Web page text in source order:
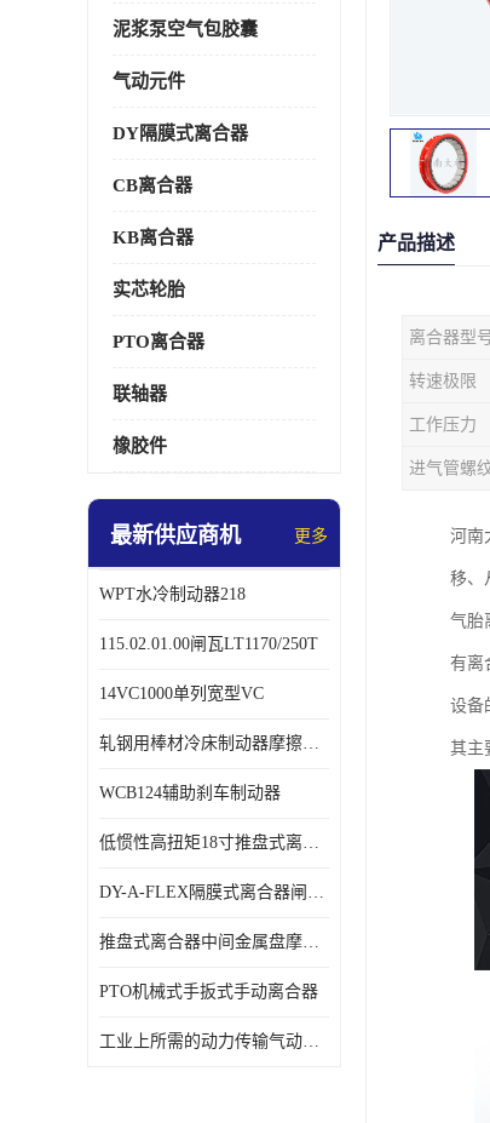
泥浆泵空气包胶囊
气动元件
DY隔膜式离合器
CB离合器
KB离合器
实芯轮胎
PTO离合器
联轴器
橡胶件
最新供应商机 更多
WPT水冷制动器218
115.02.01.00闸瓦LT1170/250T
14VC1000单列宽型VC
轧钢用棒材冷床制动器摩擦片218
WCB124辅助刹车制动器
低惯性高扭矩18寸推盘式离合器中心盘齿盘W18-11-101
DY-A-FLEX隔膜式离合器闸瓦总成7015125A
推盘式离合器中间金属盘摩擦盘18寸
PTO机械式手扳式手动离合器
工业上所需的动力传输气动离合器WCB424
产品描述
离合器型
转速极限
工作压力
进气管螺
河南
移、
气胎
有离
设备
其主